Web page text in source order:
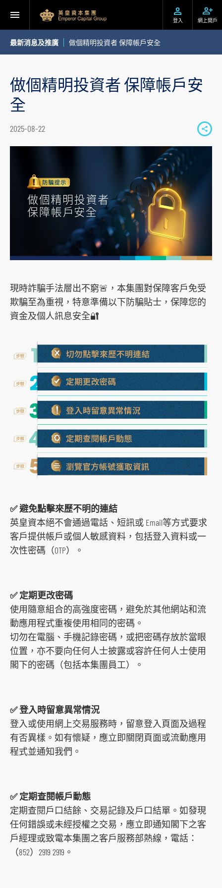
登入 網上開戶
最新消息及推廣 做個精明投資者 保障帳戶安全
做個精明投資者 保障帳戶安
全
2025-08-22
S
h
c
a
l
d
a
l
t
o
現時詐騙手法層出不窮🚨，本集團對保障客戶免受
欺騙至為重視，特意準備以下防騙貼士，保障您的
資金及個人訊息安全🔐
✅ 避免點擊來歷不明的連結
英皇資本絕不會通過電話、短訊或 Email等方式要求
客戶提供帳戶或個人敏感資料，包括登入資料或一
次性密碼（OTP）。
✅ 定期更改密碼
使用隨意組合的高強度密碼，避免於其他網站和流
動應用程式重複使用相同的密碼。
切勿在電腦、手機記錄密碼，或把密碼存放於當眼
位置，亦不要向任何人士披露或容許任何人士使用
閣下的密碼（包括本集團員工）。
✅ 登入時留意異常情況
登入或使用網上交易服務時，留意登入頁面及過程
有否異樣。如有懷疑，應立即關閉頁面或流動應用
程式並通知我們。
✅ 定期查閱帳戶動態
定期查閱戶口結餘、交易記錄及戶口結單。如發現
任何錯誤或未經授權之交易，應立即通知閣下之客
戶經理或致電本集團之客戶服務部熱線，電話：
（852）2919 2919。